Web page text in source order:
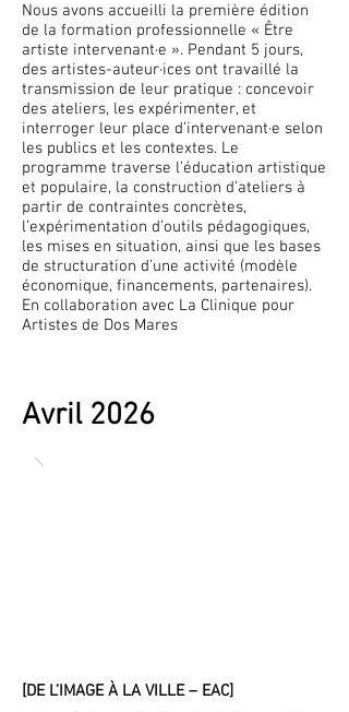
Nous avons accueilli la première édition
de la formation professionnelle « Être
artiste intervenant·e ». Pendant 5 jours,
des artistes-auteur·ices ont travaillé la
transmission de leur pratique : concevoir
des ateliers, les expérimenter, et
interroger leur place d’intervenant·e selon
les publics et les contextes. Le
programme traverse l’éducation artistique
et populaire, la construction d’ateliers à
partir de contraintes concrètes,
l’expérimentation d’outils pédagogiques,
les mises en situation, ainsi que les bases
de structuration d’une activité (modèle
économique, financements, partenaires).
En collaboration avec La Clinique pour
Artistes de Dos Mares
Avril 2026
[DE L’IMAGE À LA VILLE – EAC]